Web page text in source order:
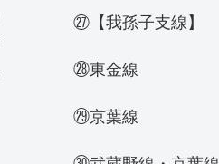
㉗【我孫子支線】
㉘東金線
㉙京葉線